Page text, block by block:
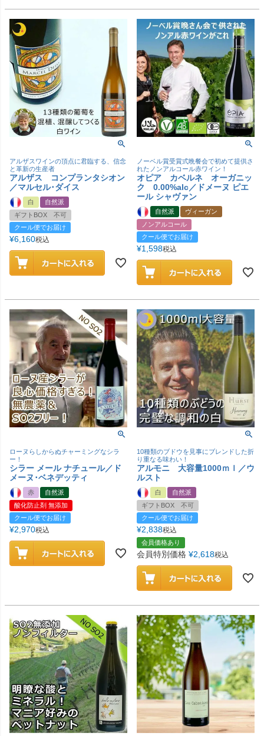
アルザスワインの頂点に君臨する、信念
と革新の生産者
アルザス コンプランタシオン
／マルセル･ダイス
白
自然派
ギフトBOX 不可
クール便でお届け
¥6,160税込
ノーベル賞受賞式晩餐会で初めて提供さ
れたノンアルコール赤ワイン！
オピア カベルネ オーガニッ
ク 0.00%alc／ドメーヌ ピエ
ール シャヴァン
自然派
ヴィーガン
ノンアルコール
クール便でお届け
¥1,598税込
ローヌらしからぬチャーミングなシラ
ー！
シラー メール ナチュール／ド
メーヌ･ベネデッティ
赤
自然派
酸化防止剤 無添加
クール便でお届け
¥2,970税込
10種類のブドウを見事にブレンドした折
り重なる味わい！
アルモニ 大容量1000ｍｌ／ウ
ルスト
白
自然派
ギフトBOX 不可
クール便でお届け
¥2,838税込
会員価格あり
会員特別価格 ¥2,618税込